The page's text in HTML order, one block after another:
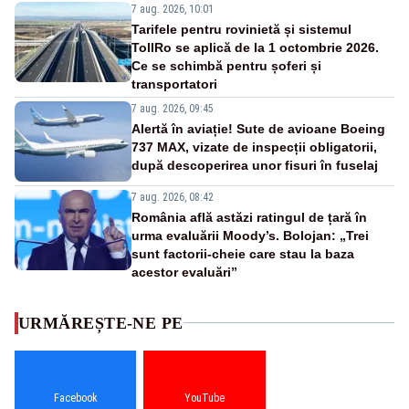
7 aug. 2026, 10:01
Tarifele pentru rovinietă și sistemul
TollRo se aplică de la 1 octombrie 2026.
Ce se schimbă pentru șoferi și
transportatori
7 aug. 2026, 09:45
Alertă în aviație! Sute de avioane Boeing
737 MAX, vizate de inspecții obligatorii,
după descoperirea unor fisuri în fuselaj
7 aug. 2026, 08:42
România află astăzi ratingul de țară în
urma evaluării Moody’s. Bolojan: „Trei
sunt factorii-cheie care stau la baza
acestor evaluări”
URMĂREȘTE-NE PE
Facebook YouTube